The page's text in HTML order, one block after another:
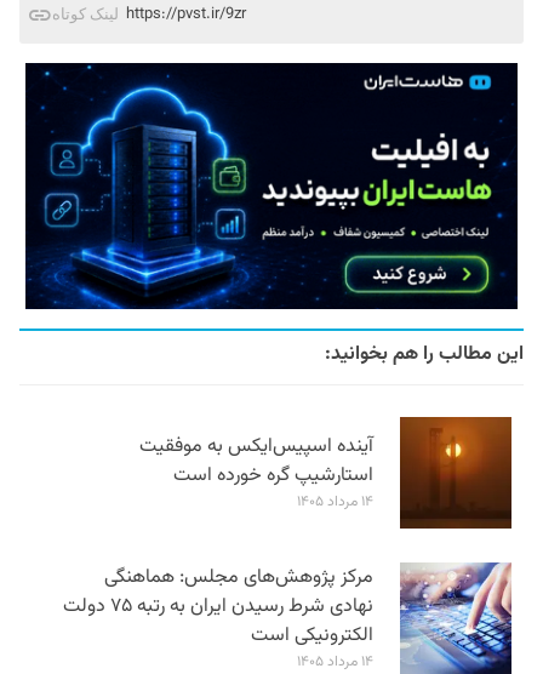
لینک کوتاه https://pvst.ir/9zr
این مطالب را هم بخوانید:
آینده اسپیس‌ایکس به موفقیت
استارشیپ گره خورده است
۱۴ مرداد ۱۴۰۵
مرکز پژوهش‌های مجلس: هماهنگی
نهادی شرط رسیدن ایران به رتبه ۷۵ دولت
الکترونیکی است
۱۴ مرداد ۱۴۰۵